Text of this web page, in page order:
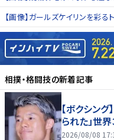
【画像】ガールズケイリンを彩る
相撲・格闘技の新着記事
【ボクシン
られた」世
2026/08/08